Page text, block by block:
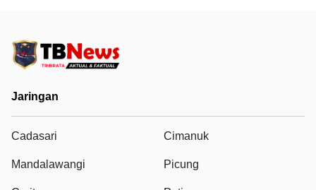
Jaringan
Cadasari Cimanuk
Mandalawangi Picung